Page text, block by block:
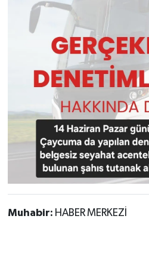
Muhabir: HABER MERKEZİ